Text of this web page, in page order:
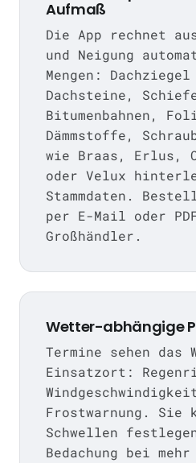
Aufmaß
Die App rechnet
und Neigung
Mengen:
Dachsteine,
Bitumenbahnen,
Dämmstoffe,
wie Braas, Erlus,
oder Velux
Stammdaten.
per E-Mail oder
Großhändler.
Wetter-abhängige
Termine sehen das
Einsatzort:
Frostwarnung. Sie
Schwellen
Bedachung bei